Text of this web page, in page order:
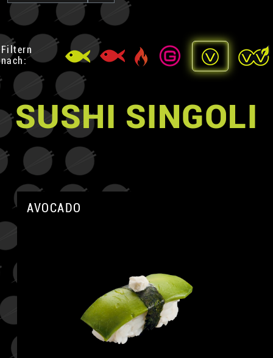
Filtern
nach:
SUSHI SINGOLI
AVOCADO